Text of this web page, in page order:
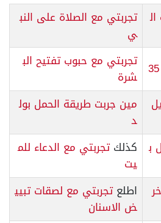
تجربتي مع الصلاة على النب
ي
تجربتي مع حبوب تفتيح الب
شرة
مين جربت طريقة الحمل بول
د
ب
كذلكتجربتي مع الدعاء للم
يت
اطلعتجربتي مع لصقات تبيي
ض الاسنان